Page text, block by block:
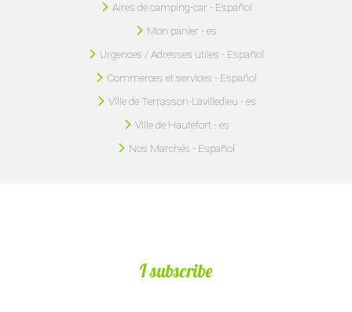
Aires de camping-car - Español
Mon panier - es
Urgences / Adresses utiles - Español
Commerces et services - Español
Ville de Terrasson-Lavilledieu - es
Ville de Hautefort - es
Nos Marchés - Español
I subscribe